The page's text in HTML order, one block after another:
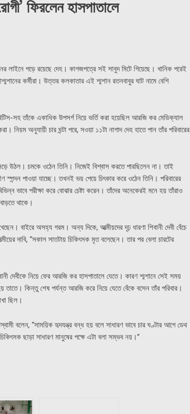
ফিরলেন হাসপাতালে
লাইনে পড়ে রয়েছে দেহ। কাগজপত্রে সই সাবুদ মিটে গিয়েছে। খানিক পরেই
কর্মীরা। উত্তর কলকাতার এই শ্মশান রতনবাবুর ঘাট নামে বেশি
সহ তাঁকে একাধিক উপসর্গ নিয়ে ভর্তি করা হয়েছিল আরজি কর মেডিক্যাল
অনুযায়ী চার ঘন্টা পরে, সওয়া ১১টা নাগাদ দেহ হাতে পান তাঁর পরিবারের
উঠল। চমকে ওঠেন তিনি। নিজেই বিশ্বাস করতে পারছিলেন না। তাই
পাওয়া যাচ্ছে। তখনই ভয় পেয়ে চিৎকার করে ওঠেন তিনি। পরিবারের
ভাবে পরীক্ষা করে বোঝার চেষ্টা করেন। তাঁদের অনেকেরই মনে হয় তাঁরাও
থাকে।
বাইরে অসহ্য গরম। অন্য দিকে, আত্মীয়দের দৃঢ় ধারণা শিবানী দেবী বেঁচে
দাবি, “সকাল সাতটায় চিকিৎসক মৃত বলেছেন। তার পর বেলা চারটের
দেবীকে নিয়ে ফের আরজি কর হাসপাতালে যেতে। কারণ শ্মশানে সেই সময়
কিন্তু শেষ পর্যন্ত আরজি করে নিয়ে যেতে বেঁকে বসেন তাঁর পরিবার।
ছিল।
বলেন, “সাময়িক হৃদযন্ত্র বন্ধ হয় বলে সাধারণ ভাবে চার ঘণ্টার আগে ডেথ
ছাড়া সাধারণ মানুষের পক্ষে এটা বলা সম্ভব নয়।”